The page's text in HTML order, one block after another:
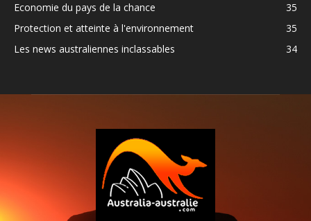
Economie du pays de la chance
35
Protection et atteinte à l'environnement
35
Les news australiennes inclassables
34